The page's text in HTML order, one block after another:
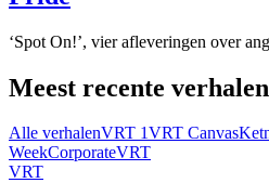
‘Spot On!’, vier afleveringen over
Meest recente verhalen
Alle verhalenVRT 1VRT Canvas
WeekCorporateVRT
VRT